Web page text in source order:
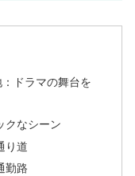
ドラマの舞台を
クなシーン
り道
勤路